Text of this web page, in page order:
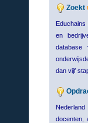
Zoekt
en
database
dan vijf
docenten,